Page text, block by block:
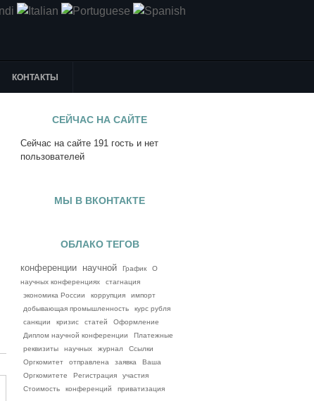
КОНТАКТЫ
СЕЙЧАС НА САЙТЕ
Сейчас на сайте 191 гость и нет
пользователей
МЫ В ВКОНТАКТЕ
ОБЛАКО ТЕГОВ
конференции научной График
О
научных конференциях
стагнация
экономика России
коррупция
импорт
добывающая промышленность
курс рубля
санкции
кризис статей
Оформление
Диплом научной конференции
Платежные
реквизиты
научных журнал
Ссылки
Оргкомитет
отправлена заявка
Ваша
Оргкомитете
Регистрация
участия
Стоимость
конференций приватизация